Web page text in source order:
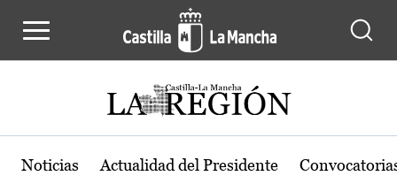
Actualidad de la región de Castilla-
Noticias Actualidad del Presidente